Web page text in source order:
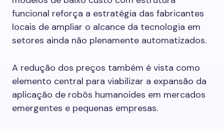
funcional reforça a estratégia das fabricantes
locais de ampliar o alcance da tecnologia em
setores ainda não plenamente automatizados.
A redução dos preços também é vista como
elemento central para viabilizar a expansão da
aplicação de robôs humanoides em mercados
emergentes e pequenas empresas.